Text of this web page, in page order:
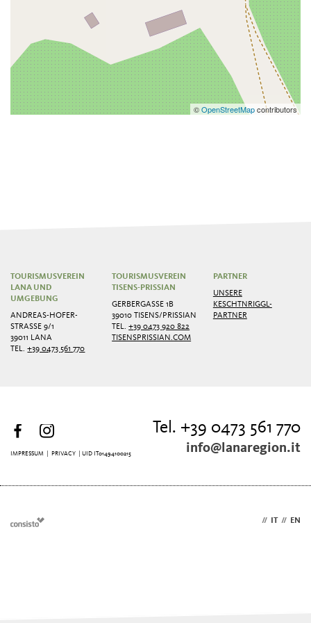
©OpenStreetMapcontributors
TOURISMUSVEREIN
LANA UND
UMGEBUNG
ANDREAS-HOFER-
STRASSE 9/1
39011 LANA
TEL.+39 0473 561 770
TOURISMUSVEREIN
TISENS-PRISSIAN
GERBERGASSE 1B
39010 TISENS/PRISSIAN
TEL.+39 0473 920 822
TISENSPRISSIAN.COM
PARTNER
UNSERE
KESCHTNRIGGL-
PARTNER
Tel. +39 0473 561 770
info@lanaregion.it
IMPRESSUM PRIVACY | UID IT01494100215
// IT // EN